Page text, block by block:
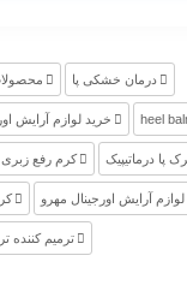
درمان خشکی پا
heel خرید لوازم آرایش
پا درماتیپیک کرم رفع زبری
آرایش اورجینال مهرو
ترمیم کننده